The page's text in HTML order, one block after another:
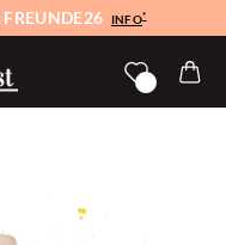
FREUNDE26 INFO*